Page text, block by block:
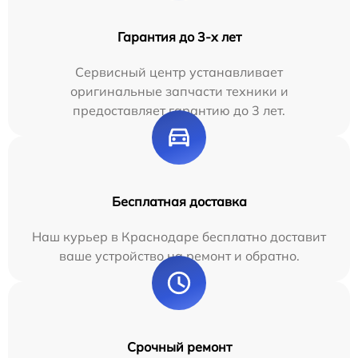
Гарантия до 3-х лет
Сервисный центр устанавливает
оригинальные запчасти техники и
предоставляет гарантию до 3 лет.
Бесплатная доставка
Наш курьер в Краснодаре бесплатно доставит
ваше устройство на ремонт и обратно.
Срочный ремонт